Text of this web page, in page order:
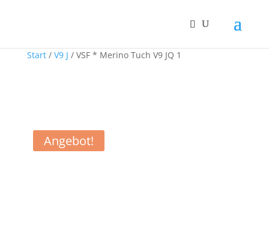
Start/ V9 J / VSF * Merino Tuch V9 JQ 1
Angebot!